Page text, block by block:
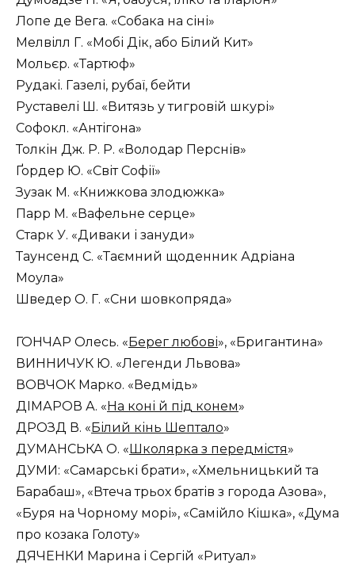
Лопе де Вега. «Собака на сіні»
Мелвілл Г. «Мобі Дік, або Білий Кит»
Мольєр. «Тартюф»
Рудакі. Газелі, рубаї, бейти
Руставелі Ш. «Витязь у тигровій шкурі»
Софокл. «Антігона»
Толкін Дж. Р. Р. «Володар Перснів»
Ґордер Ю. «Світ Софії»
Зузак М. «Книжкова злодюжка»
Парр М. «Вафельне серце»
Старк У. «Диваки і зануди»
Таунсенд С. «Таємний щоденник Адріана
Моула»
Шведер О. Г. «Сни шовкопряда»
ГОНЧАР Олесь. «Берег любові», «Бригантина»
ВИННИЧУК Ю. «Легенди Львова»
ВОВЧОК Марко. «Ведмідь»
ДІМАРОВ А. «На коні й під конем»
ДРОЗД В. «Білий кінь Шептало»
ДУМАНСЬКА О. «Школярка з передмістя»
ДУМИ: «Самарські брати», «Хмельницький та
Барабаш», «Втеча трьох братів з города Азова»,
«Буря на Чорному морі», «Самійло Кішка», «Дума
про козака Голоту»
ДЯЧЕНКИ Марина і Сергій «Ритуал»